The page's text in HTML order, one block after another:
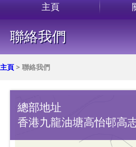
主頁
聯絡我們
主頁 > 聯絡我們
總部地址
香港九龍油塘高怡邨高